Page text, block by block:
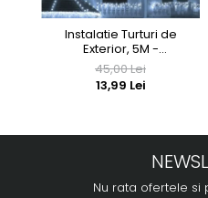
Instalatie Turturi de
Exterior, 5M -
INTERCONECTABILA , Alb
Rece
45,00 Lei
13,99 Lei
Nu rata ofertele si